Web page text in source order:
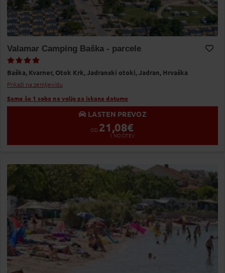
Valamar Camping Baška - parcele
Baška, Kvarner, Otok Krk, Jadranski otoki, Jadran, Hrvaška
Prikaži na zemljevidu
Samo še 1 soba na voljo za iskane datume
LASTEN PREVOZ
OD 21,08€
1 NOČITEV